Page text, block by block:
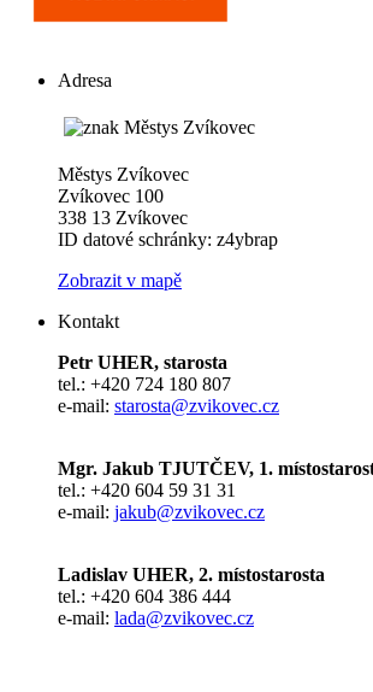
Adresa
Městys Zvíkovec
Zvíkovec 100
338 13 Zvíkovec
ID datové schránky: z4ybrap
Zobrazit v mapě
Kontakt
Petr UHER, starosta
tel.: +420 724 180 807
e-mail: starosta@zvikovec.cz
Mgr. Jakub TJUTČEV, 1.
tel.: +420 604 59 31 31
e-mail: jakub@zvikovec.cz
Ladislav UHER, 2. místostarosta
tel.: +420 604 386 444
e-mail: lada@zvikovec.cz